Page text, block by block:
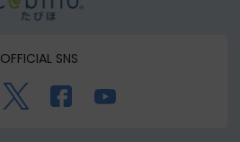
OFFICIAL SNS